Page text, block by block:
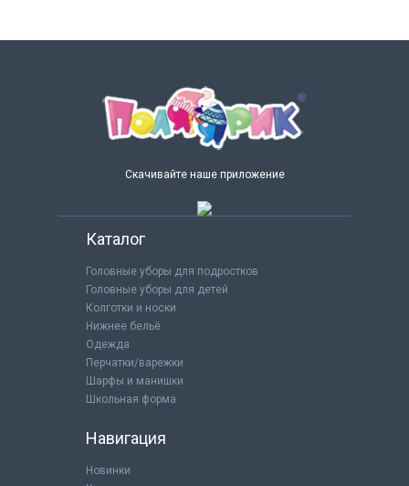
Скачивайте наше приложение
Каталог
Головные уборы для подростков
Головные уборы для детей
Колготки и носки
Нижнее бельё
Одежда
Перчатки/варежки
Шарфы и манишки
Школьная форма
Навигация
Новинки